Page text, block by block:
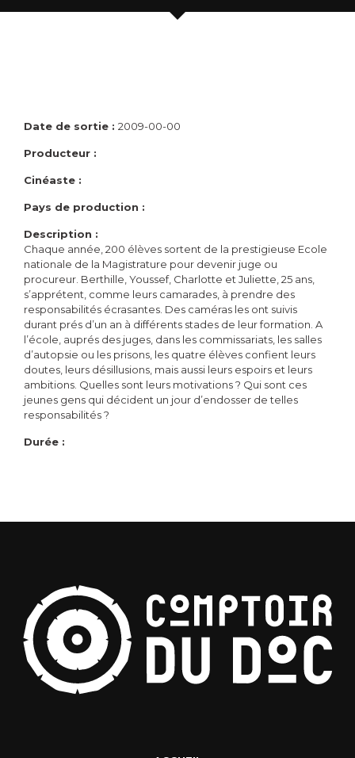
Date de sortie : 2009-00-00
Producteur :
Cinéaste :
Pays de production :
Description :
Chaque année, 200 élèves sortent de la prestigieuse Ecole
nationale de la Magistrature pour devenir juge ou
procureur. Berthille, Youssef, Charlotte et Juliette, 25 ans,
s’apprétent, comme leurs camarades, à prendre des
responsabilités écrasantes. Des caméras les ont suivis
durant prés d’un an à différents stades de leur formation. A
l’école, auprés des juges, dans les commissariats, les salles
d’autopsie ou les prisons, les quatre élèves confient leurs
doutes, leurs désillusions, mais aussi leurs espoirs et leurs
ambitions. Quelles sont leurs motivations ? Qui sont ces
jeunes gens qui décident un jour d’endosser de telles
responsabilités ?
Durée :